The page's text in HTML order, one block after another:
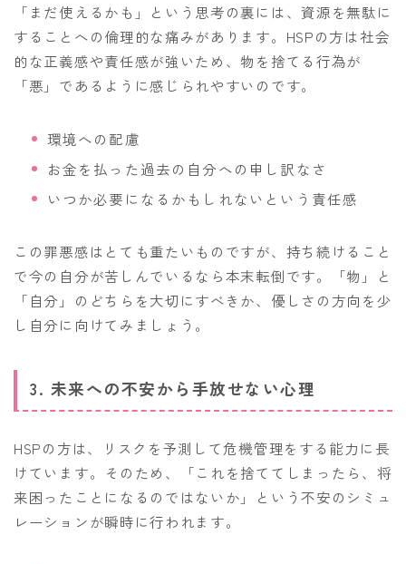
「まだ使えるかも」という思考の裏には、資源を無駄に
することへの倫理的な痛みがあります。HSPの方は社会
的な正義感や責任感が強いため、物を捨てる行為が
「悪」であるように感じられやすいのです。
環境への配慮
お金を払った過去の自分への申し訳なさ
いつか必要になるかもしれないという責任感
この罪悪感はとても重たいものですが、持ち続けること
で今の自分が苦しんでいるなら本末転倒です。「物」と
「自分」のどちらを大切にすべきか、優しさの方向を少
し自分に向けてみましょう。
3. 未来への不安から手放せない心理
HSPの方は、リスクを予測して危機管理をする能力に長
けています。そのため、「これを捨ててしまったら、将
来困ったことになるのではないか」という不安のシミュ
レーションが瞬時に行われます。